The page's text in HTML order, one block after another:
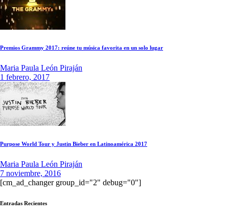
Premios Grammy 2017: reúne tu música favorita en un solo lugar
Maria Paula León Piraján
1 febrero, 2017
Purpose World Tour y Justin Bieber en Latinoamérica 2017
Maria Paula León Piraján
7 noviembre, 2016
[cm_ad_changer group_id="2" debug="0"]
Entradas Recientes